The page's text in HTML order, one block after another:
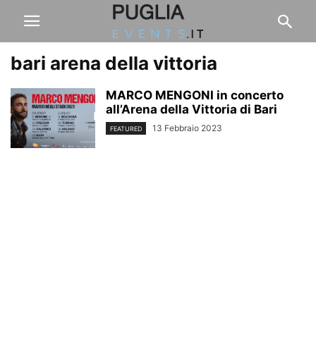
bari arena della vittoria
MARCO MENGONI in concerto
all’Arena della Vittoria di Bari
FEATURED 13 Febbraio 2023